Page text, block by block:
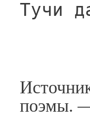
Тучи
поэмы.